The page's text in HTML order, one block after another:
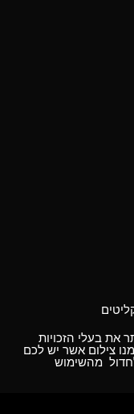
את בעלי הזכויות
צילום אשר יש לכם
מהשימוש